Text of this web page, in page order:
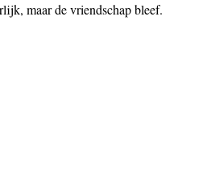
maar de vriendschap bleef.